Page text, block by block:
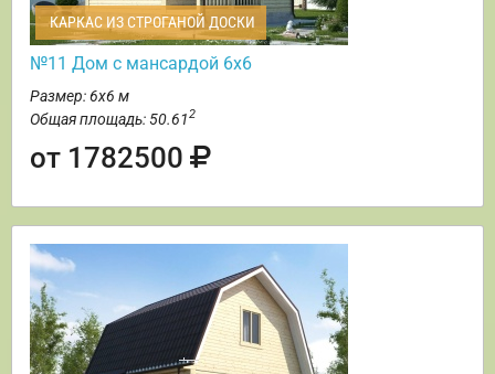
КАРКАС ИЗ СТРОГАНОЙ ДОСКИ
№11 Дом с мансардой 6х6
Размер: 6х6 м
Общая площадь: 50.612
от 1782500